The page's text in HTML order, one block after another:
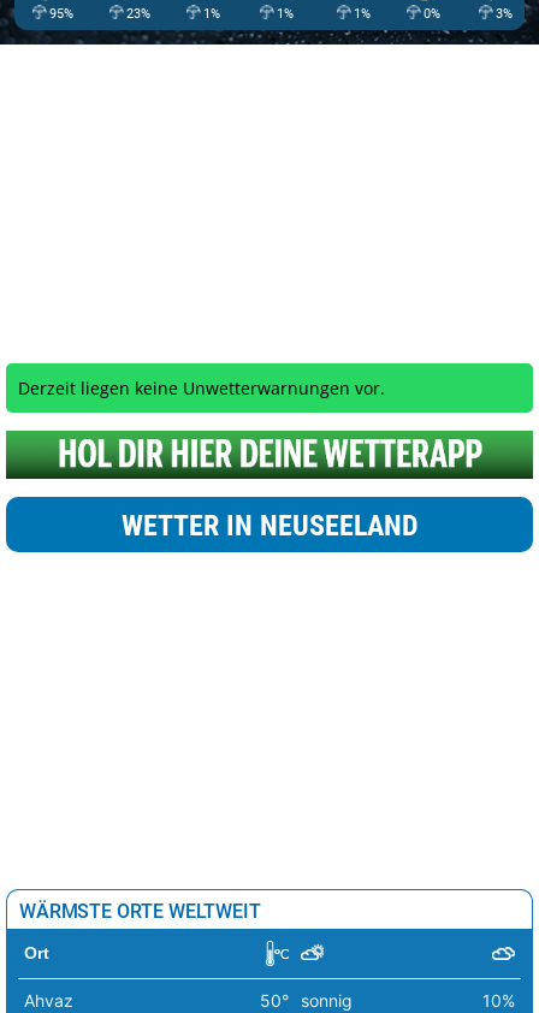
95% 23% 1% 1% 1% 0% 3%
Derzeit liegen keine Unwetterwarnungen vor.
WETTER IN NEUSEELAND
WÄRMSTE ORTE WELTWEIT
Ort
Ahvaz 50° sonnig 10%